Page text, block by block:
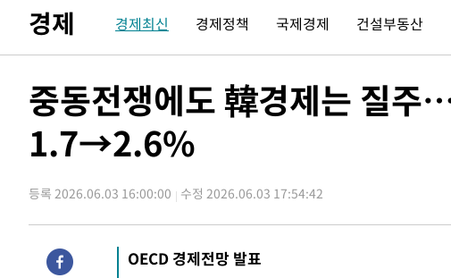
-16361초 전 >
시리아 다마스쿠스 교외에서 미니버스 폭발.. 14명 부상, 3명은 중
-15659초 전 >입추에도 극한더위…서울 낮 39도 '폭염중대경보'
례 큰 폭발음
-9338초 전 >[속보]美, 폴리실리콘 수입 규제…파생제품 15% 관세, 120일 후 발
-7489초 전 >
[속보]트럼프, 美 원정출산 금지 행정명령 서명
-5189초 전 > [속보] 뉴욕증시, 일제 하락 마감…나스닥 0.06%↓
25.3%↑
-26407초 전 >[속보]'채상병 순직 책임' 임성근, 항소심도 징역 3년
-26273초 전 >[속보]종합특검, '관저이전 봐주기 감사' 유병호 구속기소
-22873초 전 >
민주 콩고 에볼라환자 4천명 돌파, 4053명 발생 1850명 사망
경제 경제최신 경제정책 국제경제 건설부동산
중동전쟁에도 韓경제는 질주
1.7→2.6%
등록 2026.06.03 16:00:00 수정 2026.06.03 17:54:42
OECD 경제전망 발표